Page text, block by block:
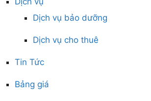
Dịch vụ bảo dưỡng
Dịch vụ cho thuê
Tin Tức
Bảng giá